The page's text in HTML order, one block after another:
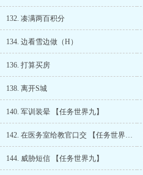
132. 凑满两百积分
134. 边看雪边做（H）
136. 打算买房
138. 离开S城
140. 军训装晕 【任务世界九】
142. 在医务室给教官口交 【任务世界九】
144. 威胁短信 【任务世界九】